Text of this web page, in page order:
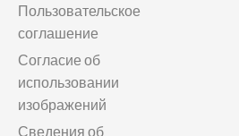
Пользовательское
соглашение
Согласие об
использовании
изображений
Сведения об